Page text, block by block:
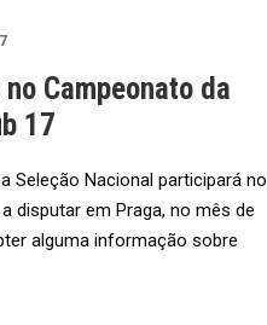
Campeonato da
17
Seleção Nacional participará no
disputar em Praga, no mês de
alguma informação sobre